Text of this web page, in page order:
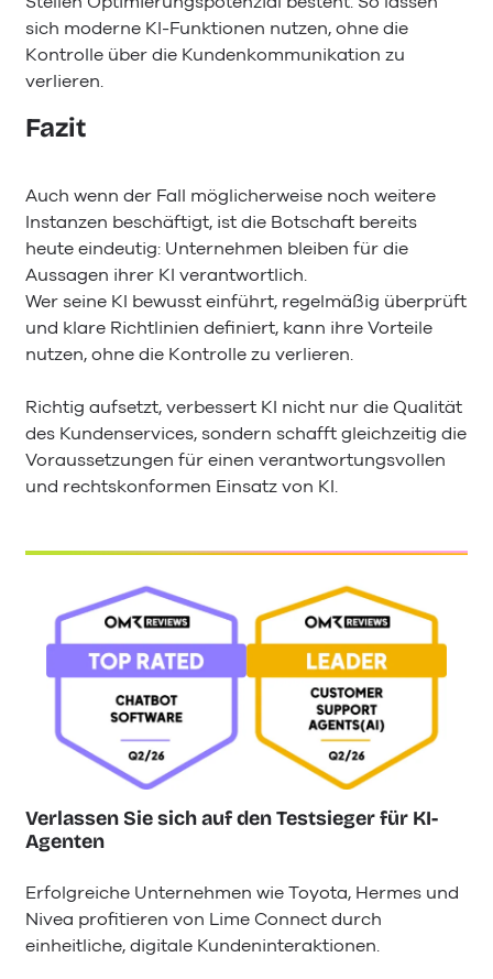
sich moderne KI-Funktionen nutzen, ohne die
Kontrolle über die Kundenkommunikation zu
verlieren.
Fazit
Auch wenn der Fall möglicherweise noch weitere
Instanzen beschäftigt, ist die Botschaft bereits
heute eindeutig: Unternehmen bleiben für die
Aussagen ihrer KI verantwortlich.
Wer seine KI bewusst einführt, regelmäßig überprüft
und klare Richtlinien definiert, kann ihre Vorteile
nutzen, ohne die Kontrolle zu verlieren.
Richtig aufsetzt, verbessert KI nicht nur die Qualität
des Kundenservices, sondern schafft gleichzeitig die
Voraussetzungen für einen verantwortungsvollen
und rechtskonformen Einsatz von KI.
Verlassen Sie sich auf den Testsieger für KI-
Agenten
Erfolgreiche Unternehmen wie Toyota, Hermes und
Nivea profitieren von Lime Connect durch
einheitliche, digitale Kundeninteraktionen.